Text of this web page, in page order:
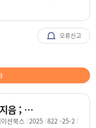
오류신고
)
리틀 맬컴 / 데이비드 홀리웰 지음 ; 김철리 옮김
션북스 2025 822 -25-2